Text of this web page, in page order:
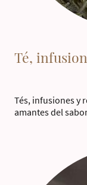
Té,
Tés, infusiones y
amantes del